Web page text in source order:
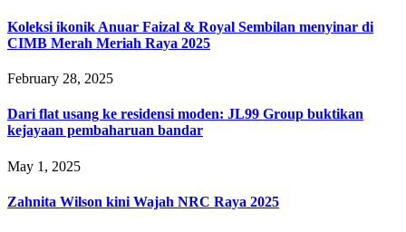
Koleksi ikonik Anuar Faizal & Royal Sembilan menyinar di
CIMB Merah Meriah Raya 2025
February 28, 2025
Dari flat usang ke residensi moden: JL99 Group buktikan
kejayaan pembaharuan bandar
May 1, 2025
Zahnita Wilson kini Wajah NRC Raya 2025